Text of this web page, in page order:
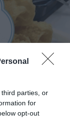
parties, or
for
opt-out